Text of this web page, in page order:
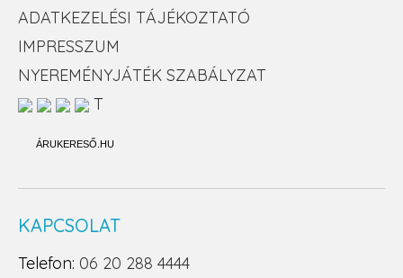
ADATKEZELÉSI TÁJÉKOZTATÓ
IMPRESSZUM
NYEREMÉNYJÁTÉK SZABÁLYZAT
T
ÁRUKERESŐ.HU
KAPCSOLAT
Telefon: 06 20 288 4444